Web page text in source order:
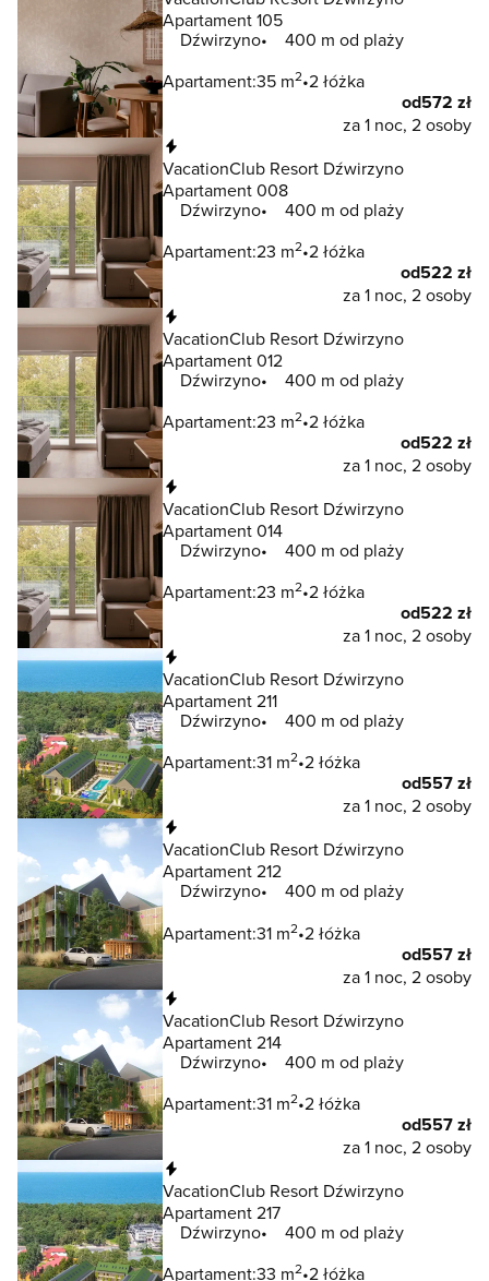
Apartament 105
Dźwirzyno
400 m od plaży
Apartament:35 m2 2 łóżka
od572 zł
za 1 noc, 2 osoby
VacationClub Resort Dźwirzyno
Apartament 008
Dźwirzyno
400 m od plaży
Apartament:23 m2 2 łóżka
od522 zł
za 1 noc, 2 osoby
VacationClub Resort Dźwirzyno
Apartament 012
Dźwirzyno
400 m od plaży
Apartament:23 m2 2 łóżka
od522 zł
za 1 noc, 2 osoby
VacationClub Resort Dźwirzyno
Apartament 014
Dźwirzyno
400 m od plaży
Apartament:23 m2 2 łóżka
od522 zł
za 1 noc, 2 osoby
VacationClub Resort Dźwirzyno
Apartament 211
Dźwirzyno
400 m od plaży
Apartament:31 m2 2 łóżka
od557 zł
za 1 noc, 2 osoby
VacationClub Resort Dźwirzyno
Apartament 212
Dźwirzyno
400 m od plaży
Apartament:31 m2 2 łóżka
od557 zł
za 1 noc, 2 osoby
VacationClub Resort Dźwirzyno
Apartament 214
Dźwirzyno
400 m od plaży
Apartament:31 m2 2 łóżka
od557 zł
za 1 noc, 2 osoby
VacationClub Resort Dźwirzyno
Apartament 217
Dźwirzyno
400 m od plaży
Apartament:33 m2 2 łóżka